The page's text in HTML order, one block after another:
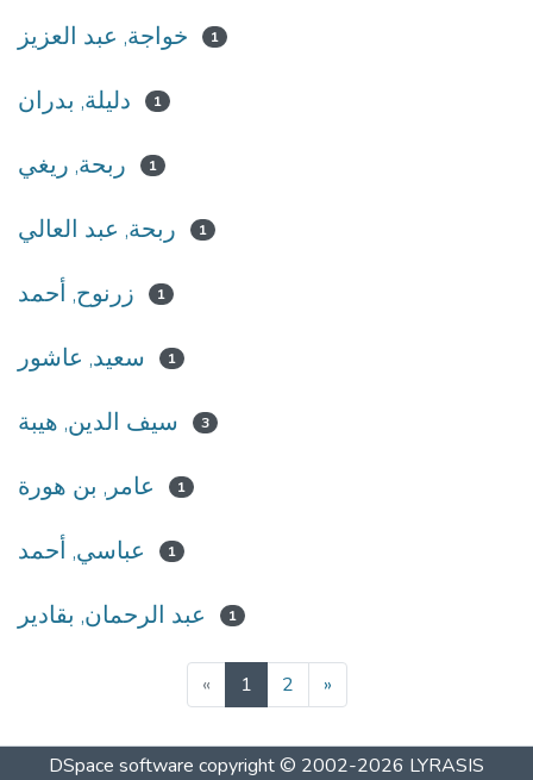
خواجة, عبد العزيز 1
دليلة, بدران 1
ربحة, ريغي 1
ربحة, عبد العالي 1
زرنوح, أحمد 1
سعيد, عاشور 1
سيف الدين, هيبة 3
عامر, بن هورة 1
عباسي, أحمد 1
عبد الرحمان, بقادير 1
« 1(current)
2 »
DSpace software copyright © 2002-2026 LYRASIS